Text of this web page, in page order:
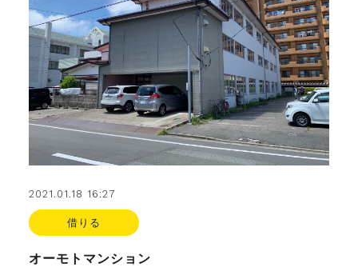
2021.01.18 16:27
借りる
オーモトマンション